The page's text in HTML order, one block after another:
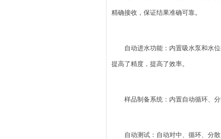
精确接收，保证结果准确可靠。
自动进水功能：内置吸水泵和水
提高了精度，提高了效率。
样品制备系统：内置自动循环、
自动测试：自动对中、循环、分